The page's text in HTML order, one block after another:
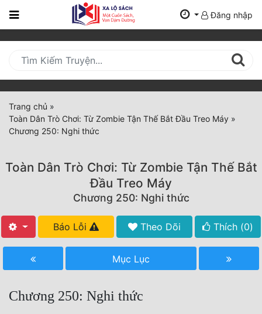
Trang
Mới
Cập
Nhật
(current)
BXH
Truyện Mới Ra
Hoàn Thành
Hậu Cung
Đăng nhập
Trang chủ »
Toàn Dân Trò Chơi: Từ Zombie Tận Thế Bắt Đầu Treo Máy »
Chương 250: Nghi thức
Toàn Dân Trò Chơi: Từ Zombie Tận Thế Bắt
Đầu Treo Máy
Chương 250: Nghi thức
Báo Lỗi Theo Dõi Thích (0)
Mục Lục
Chương 250: Nghi thức